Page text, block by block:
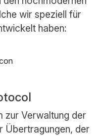
wir speziell für
haben:
zur Verwaltung der
Übertragungen, der